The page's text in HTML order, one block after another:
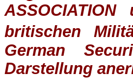
ASSOCIATION
britischen
German
Darstellung